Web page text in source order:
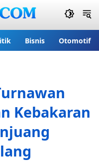
Bisnis Otomotif
Kebakaran